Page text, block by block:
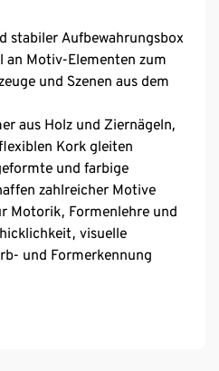
stabiler Aufbewahrungsbox
an Motiv-Elementen zum
und Szenen aus dem
aus Holz und Ziernägeln,
Kork gleiten
und farbige
zahlreicher Motive
Motorik, Formenlehre und
visuelle
und Formerkennung
Alters geeignet